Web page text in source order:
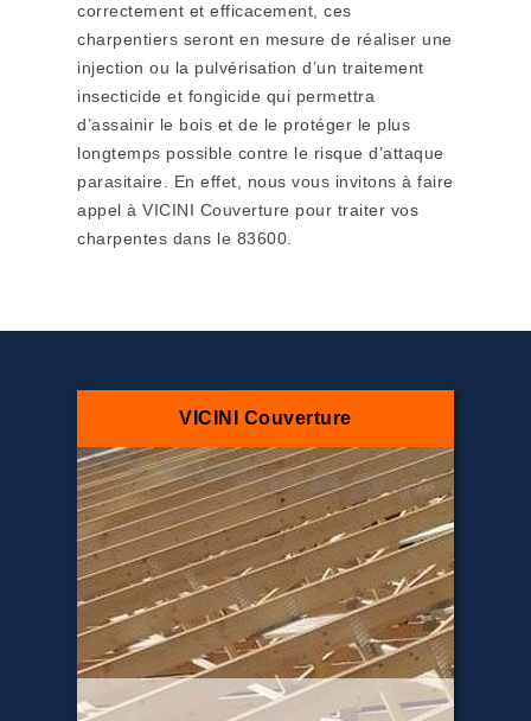
correctement et efficacement, ces
charpentiers seront en mesure de réaliser une
injection ou la pulvérisation d’un traitement
insecticide et fongicide qui permettra
d’assainir le bois et de le protéger le plus
longtemps possible contre le risque d’attaque
parasitaire. En effet, nous vous invitons à faire
appel à VICINI Couverture pour traiter vos
charpentes dans le 83600.
VICINI Couverture